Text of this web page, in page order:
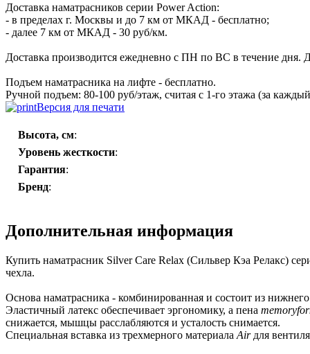
Доставка наматрасников серии Power Action:
- в пределах г. Москвы и до 7 км от МКАД - бесплатно;
- далее 7 км от МКАД - 30 руб/км.
Доставка производится ежедневно с ПН по ВС в течение дня.
Подъем наматрасника на лифте - бесплатно.
Ручной подъем: 80-100 руб/этаж, считая с 1-го этажа (за
Версия для печати
Высота, см:
Уровень жесткости:
Гарантия:
Бренд:
Дополнительная информация
Купить наматрасник Silver Care Relax (Сильвер Кэа Релакс)
чехла.
Основа наматрасника - комбинированная и состоит из
Эластичный латекс обеспечивает эргономику, а пена
снижается, мышцы расслабляются и усталость снимается.
Специальная вставка из трехмерного материала Airдля